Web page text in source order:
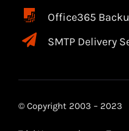
Office365
SMTP Delivery
© Copyright 2003 – 2023